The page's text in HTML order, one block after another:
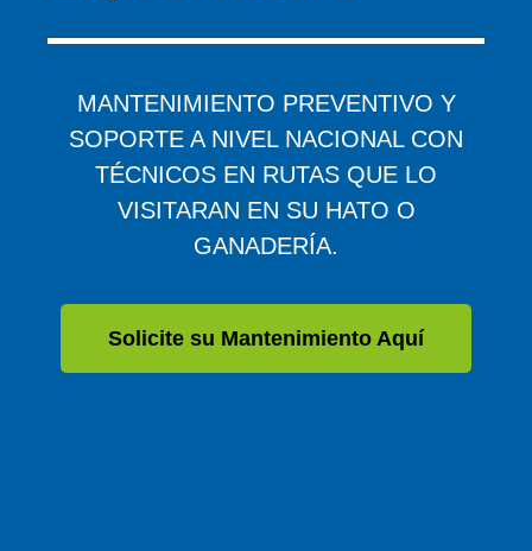
MANTENIMIENTO PREVENTIVO Y
SOPORTE A NIVEL NACIONAL CON
TÉCNICOS EN RUTAS QUE LO
VISITARAN EN SU HATO O
GANADERÍA.
Solicite su Mantenimiento Aquí